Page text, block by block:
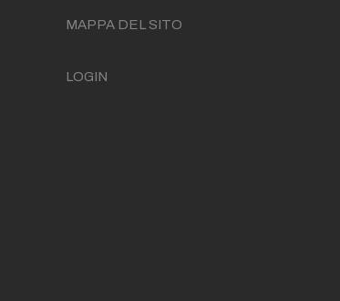
MAPPA DEL SITO
LOGIN